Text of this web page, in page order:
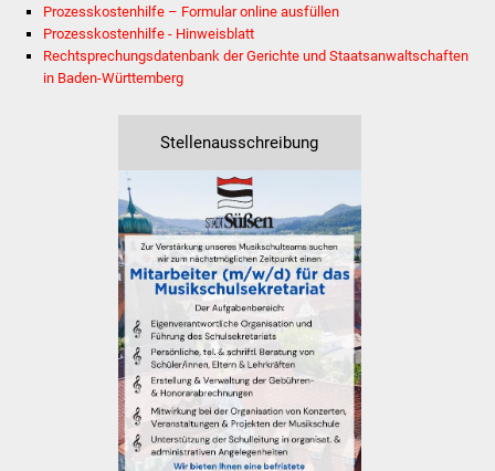
Kolping-Musikschule
Soziale Einrichtungen
Kirchen
Lokale Agenda
Jugendhaus
Fachteam Jugend
Kinder- und
Familienzentrum
Prozesskosten­hilfe – Formular online ausfüllen
Prozesskostenhilfe - Hinweisblatt
Rechtsprechungsdatenbank der Gerichte und Staatsanwaltschaften
in Baden-Württemberg
Stellenausschreibung